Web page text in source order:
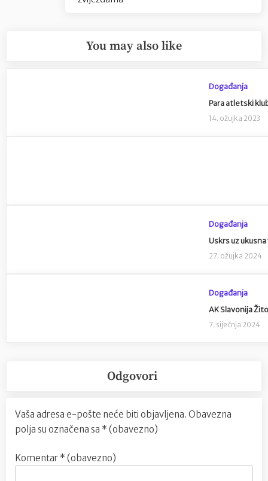
You may also like
Događanja
Para atletski
14. ožujka 2023
Događanja
Uskrs uz
27. ožujka 2024
Događanja
AK Slavonija
7. siječnja 2024
Odgovori
Vaša adresa e-pošte neće biti objavljena. Obavezna
polja su označena sa * (obavezno)
Komentar * (obavezno)